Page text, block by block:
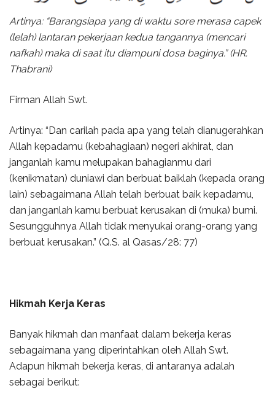
Artinya: “Barangsiapa yang di waktu sore merasa capek
(lelah) lantaran pekerjaan kedua tangannya (mencari
nafkah) maka di saat itu diampuni dosa baginya.” (HR.
Thabrani)
Firman Allah Swt.
Artinya: “Dan carilah pada apa yang telah dianugerahkan
Allah kepadamu (kebahagiaan) negeri akhirat, dan
janganlah kamu melupakan bahagianmu dari
(kenikmatan) duniawi dan berbuat baiklah (kepada orang
lain) sebagaimana Allah telah berbuat baik kepadamu,
dan janganlah kamu berbuat kerusakan di (muka) bumi.
Sesungguhnya Allah tidak menyukai orang-orang yang
berbuat kerusakan.” (Q.S. al Qasas/28: 77)
Hikmah Kerja Keras
Banyak hikmah dan manfaat dalam bekerja keras
sebagaimana yang diperintahkan oleh Allah Swt.
Adapun hikmah bekerja keras, di antaranya adalah
sebagai berikut: